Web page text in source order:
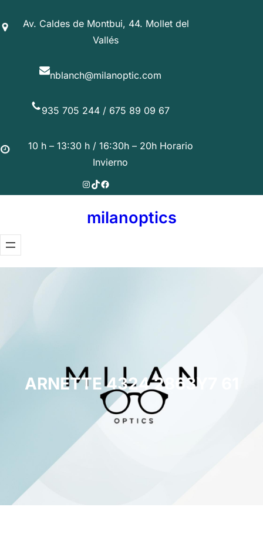
al
Av. Caldes de Montbui, 44. Mollet del
Vallés
nblanch@milanoptic.com
935 705 244 / 675 89 09 67
10 h – 13:30 h / 16:30h – 20h Horario
Invierno
Instagram
TikTok
Facebook
milanoptics
ARNETTE 4324 2863Y7 61